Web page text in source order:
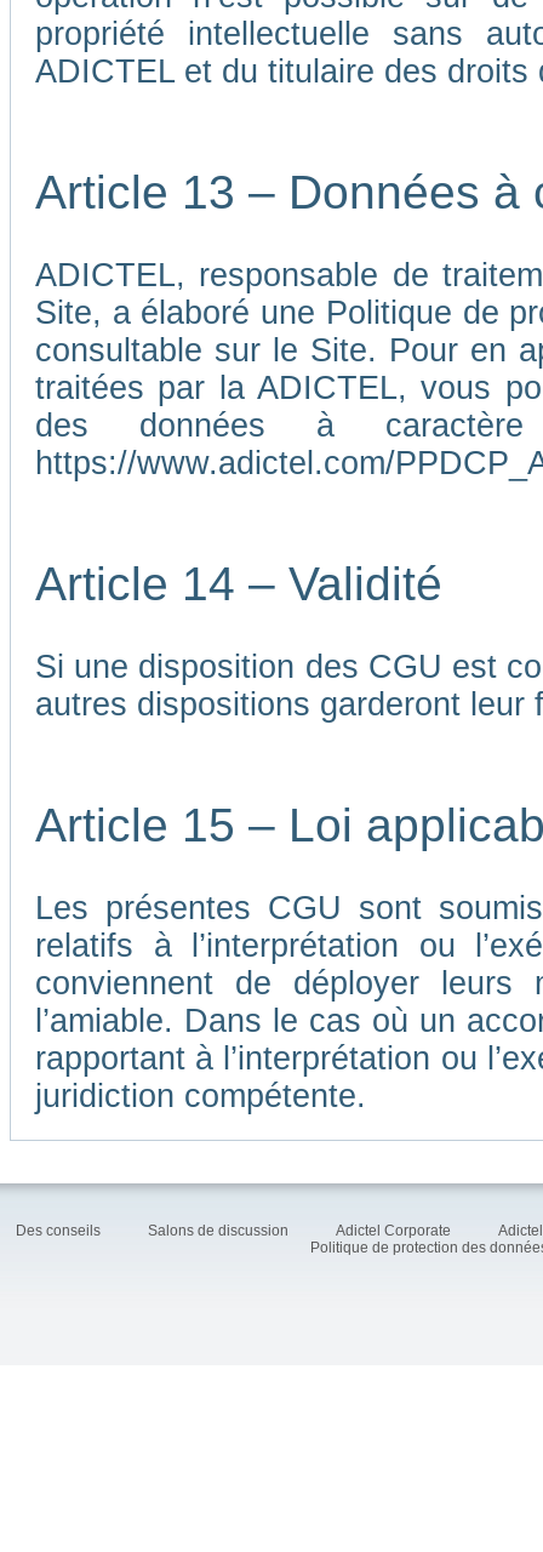
propriété intellectuelle sans
ADICTEL et du titulaire des
Article 13 – Données à
ADICTEL, responsable de
Site, a élaboré une Politique de
consultable sur le Site. Pour en
traitées par la ADICTEL, vous
des données à caractère
https://www.adictel.com/
Article 14 – Validité
Si une disposition des CGU est
autres dispositions garderont leur
Article 15 – Loi
Les présentes CGU sont
relatifs à l’interprétation ou
conviennent de déployer
l’amiable. Dans le cas où un
rapportant à l’interprétation ou
juridiction compétente.
Des conseils Salons de discussion Adictel Corporate
Politique de protection des